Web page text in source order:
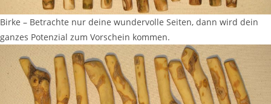
Birke – Betrachte nur deine wundervolle Seiten, dann wird dein
ganzes Potenzial zum Vorschein kommen.